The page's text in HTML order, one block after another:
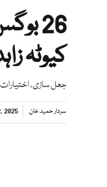
26
کیوٹہ
جعل سازی،
سردار حمید خان 2025